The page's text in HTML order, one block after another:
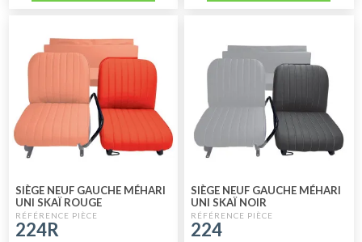
SIÈGE NEUF GAUCHE MÉHARI
UNI SKAÏ ROUGE
224R
SIÈGE NEUF GAUCHE MÉHARI
UNI SKAÏ NOIR
224